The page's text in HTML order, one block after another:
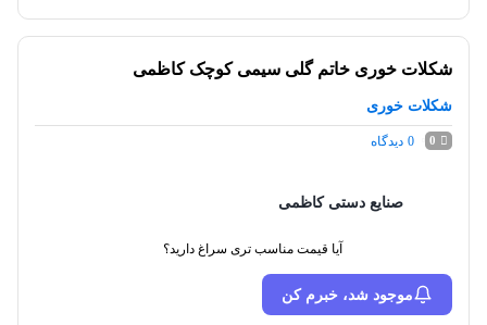
شکلات خوری خاتم گلی سیمی کوچک کاظمی
شکلات خوری
0
0 دیدگاه
صنایع دستی کاظمی
آیا قیمت مناسب تری سراغ دارید؟
موجود شد، خبرم کن